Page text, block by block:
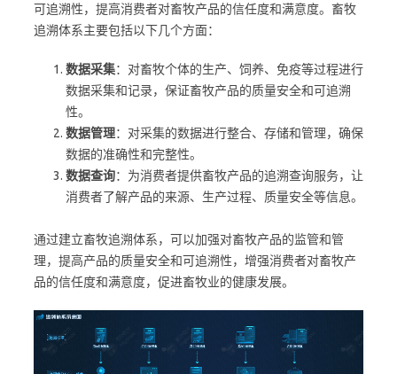
可追溯性，提高消费者对畜牧产品的信任度和满意度。畜牧
追溯体系主要包括以下几个方面：
数据采集：对畜牧个体的生产、饲养、免疫等过程进行
数据采集和记录，保证畜牧产品的质量安全和可追溯
性。
数据管理：对采集的数据进行整合、存储和管理，确保
数据的准确性和完整性。
数据查询：为消费者提供畜牧产品的追溯查询服务，让
消费者了解产品的来源、生产过程、质量安全等信息。
通过建立畜牧追溯体系，可以加强对畜牧产品的监管和管
理，提高产品的质量安全和可追溯性，增强消费者对畜牧产
品的信任度和满意度，促进畜牧业的健康发展。